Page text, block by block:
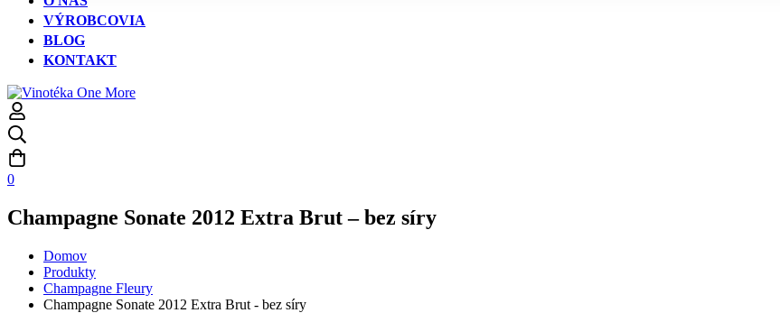
VÝROBCOVIA
BLOG
KONTAKT
0
Champagne Sonate 2012 Extra Brut – bez síry
Domov
Produkty
Champagne Fleury
Champagne Sonate 2012 Extra Brut - bez síry